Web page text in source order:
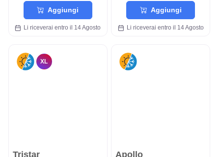
Aggiungi
Li riceverai entro il 14 Agosto
Aggiungi
Li riceverai entro il 14 Agosto
XL
Tristar
Apollo